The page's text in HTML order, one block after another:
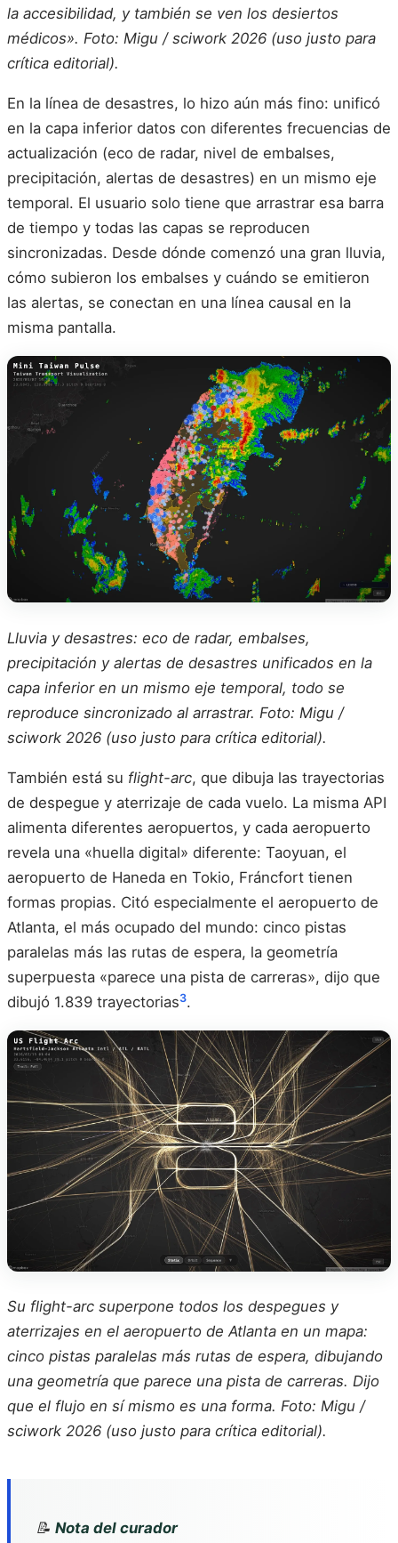
la accesibilidad, y también se ven los desiertos
médicos». Foto: Migu / sciwork 2026 (uso justo para
crítica editorial).
En la línea de desastres, lo hizo aún más fino: unificó
en la capa inferior datos con diferentes frecuencias de
actualización (eco de radar, nivel de embalses,
precipitación, alertas de desastres) en un mismo eje
temporal. El usuario solo tiene que arrastrar esa barra
de tiempo y todas las capas se reproducen
sincronizadas. Desde dónde comenzó una gran lluvia,
cómo subieron los embalses y cuándo se emitieron
las alertas, se conectan en una línea causal en la
misma pantalla.
Lluvia y desastres: eco de radar, embalses,
precipitación y alertas de desastres unificados en la
capa inferior en un mismo eje temporal, todo se
reproduce sincronizado al arrastrar. Foto: Migu /
sciwork 2026 (uso justo para crítica editorial).
También está su flight-arc, que dibuja las trayectorias
de despegue y aterrizaje de cada vuelo. La misma API
alimenta diferentes aeropuertos, y cada aeropuerto
revela una «huella digital» diferente: Taoyuan, el
aeropuerto de Haneda en Tokio, Fráncfort tienen
formas propias. Citó especialmente el aeropuerto de
Atlanta, el más ocupado del mundo: cinco pistas
paralelas más las rutas de espera, la geometría
superpuesta «parece una pista de carreras», dijo que
dibujó 1.839 trayectorias3.
Su flight-arc superpone todos los despegues y
aterrizajes en el aeropuerto de Atlanta en un mapa:
cinco pistas paralelas más rutas de espera, dibujando
una geometría que parece una pista de carreras. Dijo
que el flujo en sí mismo es una forma. Foto: Migu /
sciwork 2026 (uso justo para crítica editorial).
📝 Nota del curador